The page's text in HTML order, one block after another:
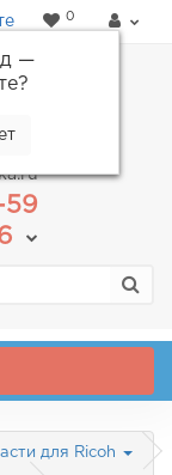
—
?
0
для Ricoh